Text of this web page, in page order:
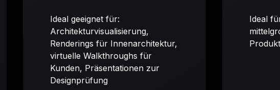
Ideal geeignet für:
Architekturvisualisierung,
Renderings für Innenarchitektur,
virtuelle Walkthroughs für
Kunden, Präsentationen zur
Designprüfung
Ideal